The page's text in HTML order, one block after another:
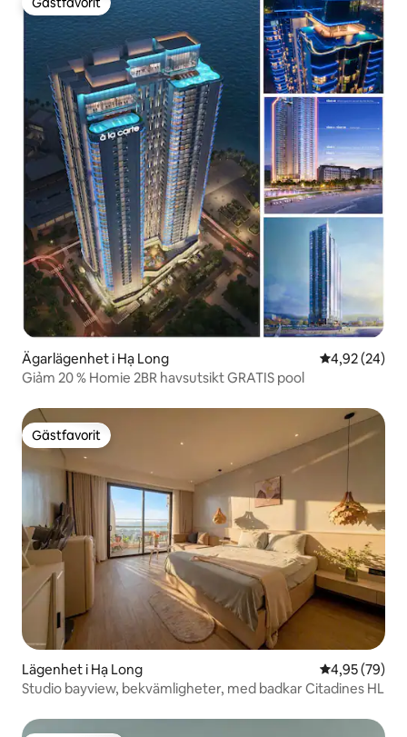
Gästfavorit
Ägarlägenhet i Hạ Long 4,92 av 5 i
4,92 (24)
Giảm 20 % Homie 2BR havsutsikt GRATIS pool
Gästfavorit
Gästfavorit
Lägenhet i Hạ Long 4,95 av 5 i
4,95 (79)
Studio bayview, bekvämligheter, med badkar Citadines HL